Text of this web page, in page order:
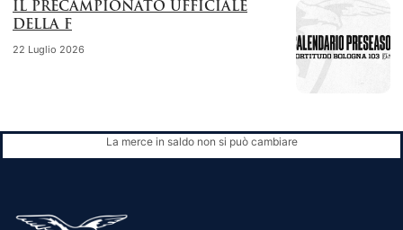
IL PRECAMPIONATO UFFICIALE
DELLA F
22 Luglio 2026
La merce in saldo non si può cambiare